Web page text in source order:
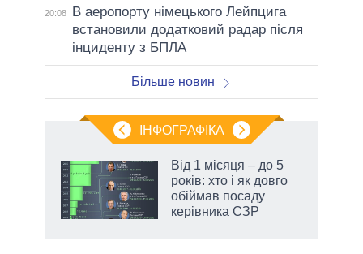
20:08
В аеропорту німецького Лейпцига
встановили додатковий радар після
інциденту з БПЛА
Більше новин
ІНФОГРАФІКА
Від 1 місяця – до 5
років: хто і як довго
обіймав посаду
керівника СЗР